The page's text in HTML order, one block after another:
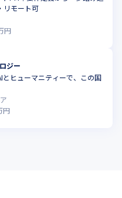
リモート可
円
ジー
とヒューマニティーで、この国
円